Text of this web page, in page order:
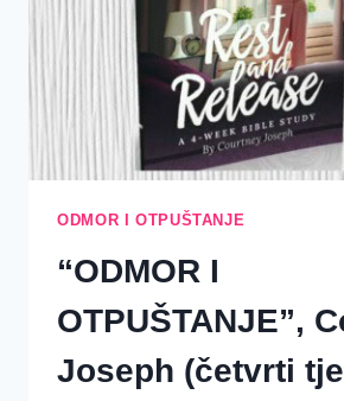
ODMOR I OTPUŠTANJE
“ODMOR I
OTPUŠTANJE”,
Joseph (četvrti